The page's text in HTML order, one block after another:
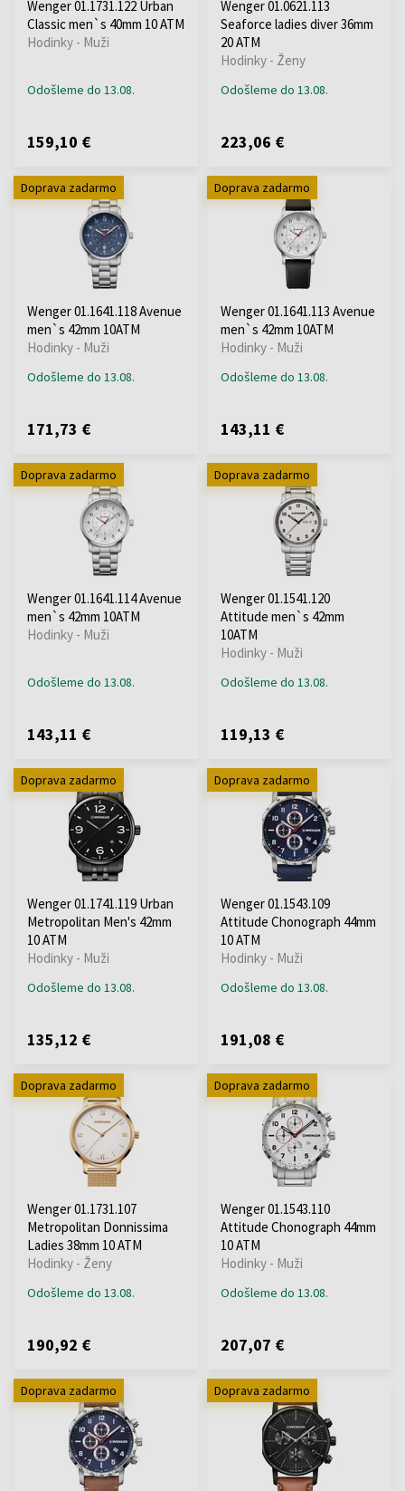
Wenger 01.1731.122 Urban
Classic men`s 40mm 10 ATM
Hodinky - Muži
Odošleme do 13.08.
159,10 €
Wenger 01.0621.113
Seaforce ladies diver 36mm
20 ATM
Hodinky - Ženy
Odošleme do 13.08.
223,06 €
Doprava zadarmo
Wenger 01.1641.118 Avenue
men`s 42mm 10ATM
Hodinky - Muži
Odošleme do 13.08.
171,73 €
Doprava zadarmo
Wenger 01.1641.113 Avenue
men`s 42mm 10ATM
Hodinky - Muži
Odošleme do 13.08.
143,11 €
Doprava zadarmo
Wenger 01.1641.114 Avenue
men`s 42mm 10ATM
Hodinky - Muži
Odošleme do 13.08.
143,11 €
Doprava zadarmo
Wenger 01.1541.120
Attitude men`s 42mm
10ATM
Hodinky - Muži
Odošleme do 13.08.
119,13 €
Doprava zadarmo
Wenger 01.1741.119 Urban
Metropolitan Men's 42mm
10 ATM
Hodinky - Muži
Odošleme do 13.08.
135,12 €
Doprava zadarmo
Wenger 01.1543.109
Attitude Chonograph 44mm
10 ATM
Hodinky - Muži
Odošleme do 13.08.
191,08 €
Doprava zadarmo
Wenger 01.1731.107
Metropolitan Donnissima
Ladies 38mm 10 ATM
Hodinky - Ženy
Odošleme do 13.08.
190,92 €
Doprava zadarmo
Wenger 01.1543.110
Attitude Chonograph 44mm
10 ATM
Hodinky - Muži
Odošleme do 13.08.
207,07 €
Doprava zadarmo Doprava zadarmo